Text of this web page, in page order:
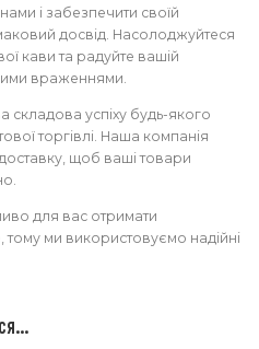
і забезпечити своїй
досвід. Насолоджуйтеся
кави та радуйте вашій
враженнями.
успіху будь-якого
торгівлі. Наша компанія
щоб ваші товари
для вас отримати
ми використовуємо надійні